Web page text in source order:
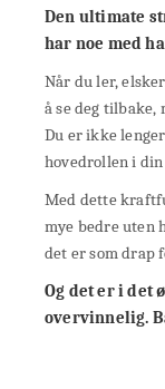
Den ultimate
har noe med
Når du ler,
å se deg
Du er ikke
hovedrollen i
Med dette
mye bedre uten
det er som drap
Og det er i det
overvinnelig.